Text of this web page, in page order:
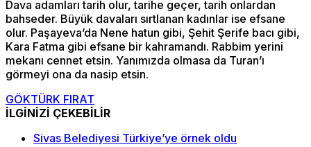
Dava adamları tarih olur, tarihe geçer, tarih onlardan
bahseder. Büyük davaları sırtlanan kadınlar ise efsane
olur. Paşayeva’da Nene hatun gibi, Şehit Şerife bacı gibi,
Kara Fatma gibi efsane bir kahramandı. Rabbim yerini
mekanı cennet etsin. Yanımızda olmasa da Turan’ı
görmeyi ona da nasip etsin.
GÖKTÜRK FIRAT
İLGİNİZİ ÇEKEBİLİR
Sivas Belediyesi Türkiye’ye örnek oldu